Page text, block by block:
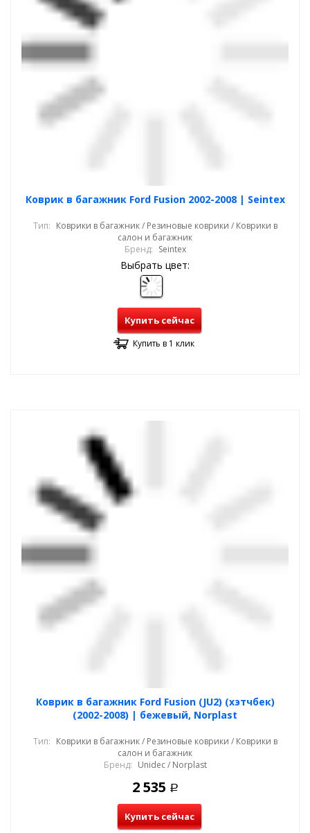
Коврик в багажник Ford Fusion 2002-2008 | Seintex
Тип: Коврики в багажник / Резиновые коврики / Коврики в
салон и багажник
Бренд: Seintex
Выбрать цвет:
Купить сейчас
Купить в 1 клик
Коврик в багажник Ford Fusion (JU2) (хэтчбек)
(2002-2008) | бежевый, Norplast
Тип: Коврики в багажник / Резиновые коврики / Коврики в
салон и багажник
Бренд: Unidec / Norplast
2 535 Р
Купить сейчас